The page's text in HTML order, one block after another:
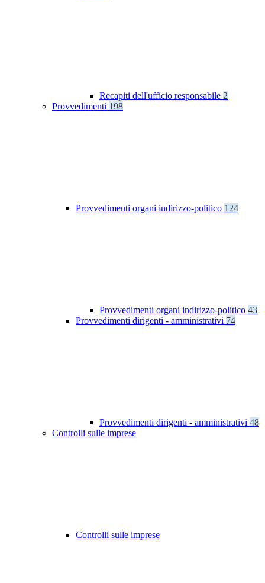
Recapiti dell'ufficio responsabile 2
Provvedimenti 198
Provvedimenti organi indirizzo-politico 124
Provvedimenti organi indirizzo-politico 43
Provvedimenti dirigenti - amministrativi 74
Provvedimenti dirigenti - amministrativi 48
Controlli sulle imprese
Controlli sulle imprese